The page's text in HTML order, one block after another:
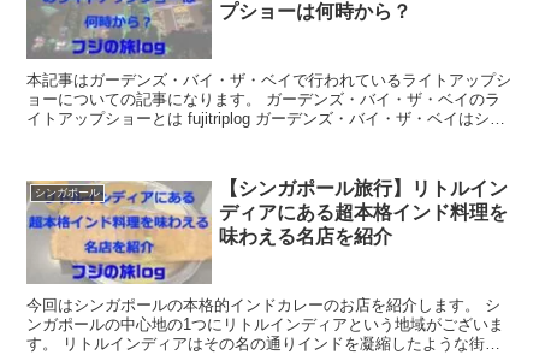
プショーは何時から？
本記事はガーデンズ・バイ・ザ・ベイで行われているライトアップシ
ョーについての記事になります。 ガーデンズ・バイ・ザ・ベイのラ
イトアップショーとは fujitriplog ガーデンズ・バイ・ザ・ベイはシン
シンガポール
【シンガポール旅行】リトルイン
ディアにある超本格インド料理を
味わえる名店を紹介
今回はシンガポールの本格的インドカレーのお店を紹介します。 シ
ンガポールの中心地の1つにリトルインディアという地域がございま
す。 リトルインディアはその名の通りインドを凝縮したような街